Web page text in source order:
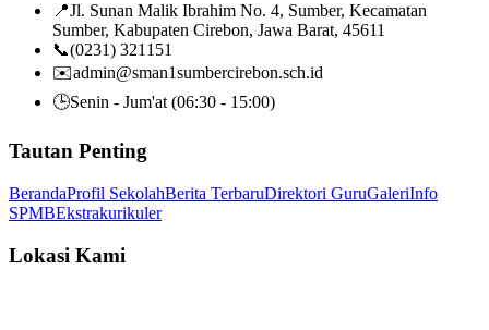
📍Jl. Sunan Malik Ibrahim No. 4, Sumber, Kecamatan
Sumber, Kabupaten Cirebon, Jawa Barat, 45611
📞(0231) 321151
✉️admin@sman1sumbercirebon.sch.id
🕒Senin - Jum'at (06:30 - 15:00)
Tautan Penting
BerandaProfil SekolahBerita TerbaruDirektori GuruGaleriInfo
SPMBEkstrakurikuler
Lokasi Kami